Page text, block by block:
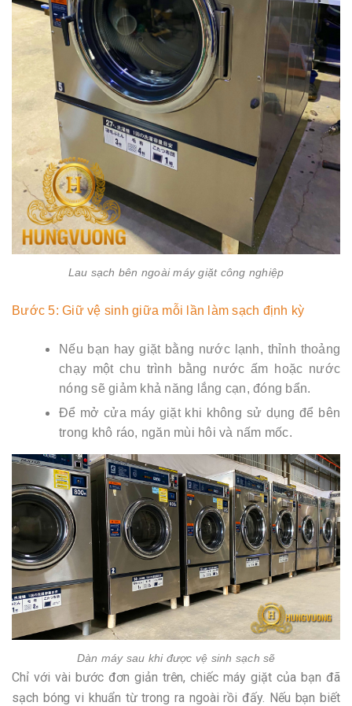
Lau sạch bên ngoài máy giặt công nghiệp
Bước 5: Giữ vệ sinh giữa mỗi lần làm sạch định kỳ
Nếu bạn hay giặt bằng nước lạnh, thỉnh thoảng
chạy một chu trình bằng nước ấm hoặc nước
nóng sẽ giảm khả năng lắng cạn, đóng bẩn.
Để mở cửa máy giặt khi không sử dụng để bên
trong khô ráo, ngăn mùi hôi và nấm mốc.
Dàn máy sau khi được vệ sinh sạch sẽ
Chỉ với vài bước đơn giản trên, chiếc máy giặt của bạn đã
sạch bóng vi khuẩn từ trong ra ngoài rồi đấy. Nếu bạn biết